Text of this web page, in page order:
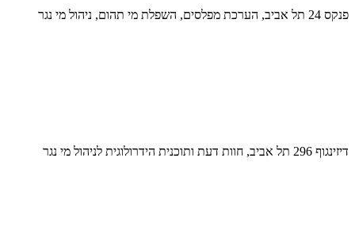
פנקס 24 תל אביב, הערכת מפלסים, השפלת מי תהום, ניהול מי נגר
דיזינגוף 296 תל אביב, חוות דעת ותוכנית הידרולוגית לניהול מי נגר